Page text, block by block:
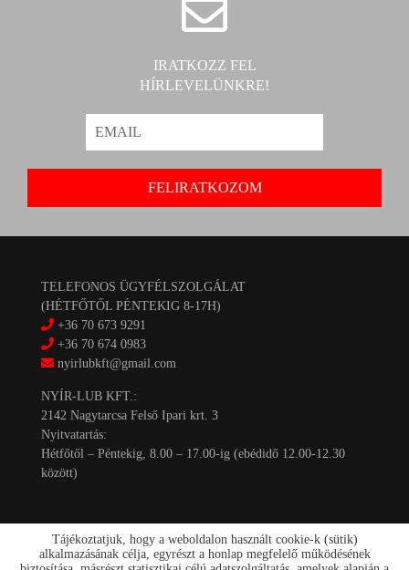
IRATKOZZ FEL
HÍRLEVELÜNKRE!
TELEFONOS ÜGYFÉLSZOLGÁLAT
(HÉTFŐTŐL PÉNTEKIG 8-17H)
+36 70 673 9291
+36 70 674 0983
nyirlubkft@gmail.com
NYÍR-LUB KFT.:
2142 Nagytarcsa Felső Ipari krt. 3
Nyitvatartás:
Hétfőtől – Péntekig, 8.00 – 17.00-ig (ebédidő 12.00-12.30
között)
Tájékoztatjuk, hogy a weboldalon használt cookie-k (sütik)
alkalmazásának célja, egyrészt a honlap megfelelő működésének